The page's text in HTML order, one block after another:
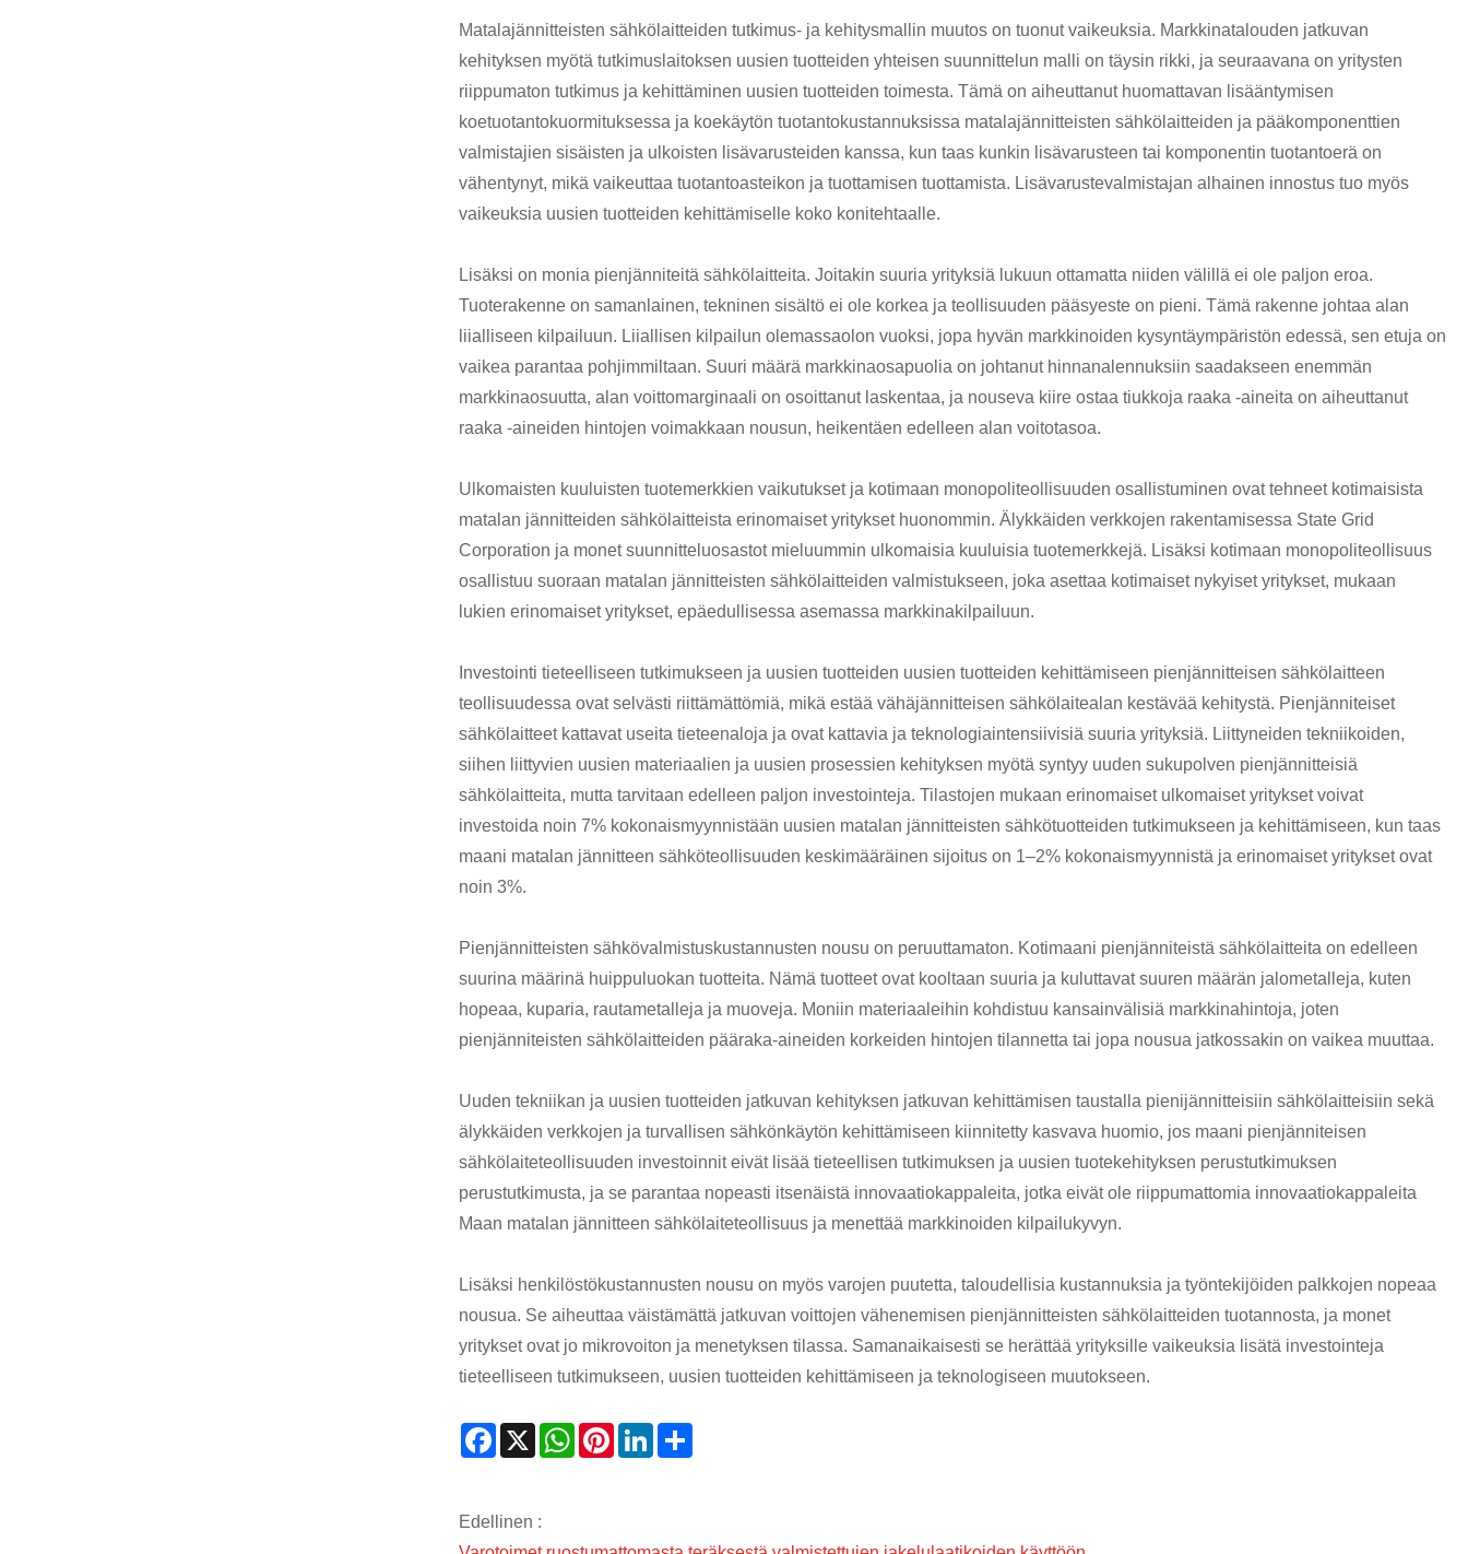
Matalajännitteisten sähkölaitteiden tutkimus- ja kehitysmallin muutos on tuonut vaikeuksia. Markkinatalouden jatkuvan
kehityksen myötä tutkimuslaitoksen uusien tuotteiden yhteisen suunnittelun malli on täysin rikki, ja seuraavana on yritysten
riippumaton tutkimus ja kehittäminen uusien tuotteiden toimesta. Tämä on aiheuttanut huomattavan lisääntymisen
koetuotantokuormituksessa ja koekäytön tuotantokustannuksissa matalajännitteisten sähkölaitteiden ja pääkomponenttien
valmistajien sisäisten ja ulkoisten lisävarusteiden kanssa, kun taas kunkin lisävarusteen tai komponentin tuotantoerä on
vähentynyt, mikä vaikeuttaa tuotantoasteikon ja tuottamisen tuottamista. Lisävarustevalmistajan alhainen innostus tuo myös
vaikeuksia uusien tuotteiden kehittämiselle koko konitehtaalle.
Lisäksi on monia pienjänniteitä sähkölaitteita. Joitakin suuria yrityksiä lukuun ottamatta niiden välillä ei ole paljon eroa.
Tuoterakenne on samanlainen, tekninen sisältö ei ole korkea ja teollisuuden pääsyeste on pieni. Tämä rakenne johtaa alan
liialliseen kilpailuun. Liiallisen kilpailun olemassaolon vuoksi, jopa hyvän markkinoiden kysyntäympäristön edessä, sen etuja on
vaikea parantaa pohjimmiltaan. Suuri määrä markkinaosapuolia on johtanut hinnanalennuksiin saadakseen enemmän
markkinaosuutta, alan voittomarginaali on osoittanut laskentaa, ja nouseva kiire ostaa tiukkoja raaka -aineita on aiheuttanut
raaka -aineiden hintojen voimakkaan nousun, heikentäen edelleen alan voitotasoa.
Ulkomaisten kuuluisten tuotemerkkien vaikutukset ja kotimaan monopoliteollisuuden osallistuminen ovat tehneet kotimaisista
matalan jännitteiden sähkölaitteista erinomaiset yritykset huonommin. Älykkäiden verkkojen rakentamisessa State Grid
Corporation ja monet suunnitteluosastot mieluummin ulkomaisia ​​kuuluisia tuotemerkkejä. Lisäksi kotimaan monopoliteollisuus
osallistuu suoraan matalan jännitteisten sähkölaitteiden valmistukseen, joka asettaa kotimaiset nykyiset yritykset, mukaan
lukien erinomaiset yritykset, epäedullisessa asemassa markkinakilpailuun.
Investointi tieteelliseen tutkimukseen ja uusien tuotteiden uusien tuotteiden kehittämiseen pienjännitteisen sähkölaitteen
teollisuudessa ovat selvästi riittämättömiä, mikä estää vähäjännitteisen sähkölaitealan kestävää kehitystä. Pienjänniteiset
sähkölaitteet kattavat useita tieteenaloja ja ovat kattavia ja teknologiaintensiivisiä suuria yrityksiä. Liittyneiden tekniikoiden,
siihen liittyvien uusien materiaalien ja uusien prosessien kehityksen myötä syntyy uuden sukupolven pienjännitteisiä
sähkölaitteita, mutta tarvitaan edelleen paljon investointeja. Tilastojen mukaan erinomaiset ulkomaiset yritykset voivat
investoida noin 7% kokonaismyynnistään uusien matalan jännitteisten sähkötuotteiden tutkimukseen ja kehittämiseen, kun taas
maani matalan jännitteen sähköteollisuuden keskimääräinen sijoitus on 1–2% kokonaismyynnistä ja erinomaiset yritykset ovat
noin 3%.
Pienjännitteisten sähkövalmistuskustannusten nousu on peruuttamaton. Kotimaani pienjänniteistä sähkölaitteita on edelleen
suurina määrinä huippuluokan tuotteita. Nämä tuotteet ovat kooltaan suuria ja kuluttavat suuren määrän jalometalleja, kuten
hopeaa, kuparia, rautametalleja ja muoveja. Moniin materiaaleihin kohdistuu kansainvälisiä markkinahintoja, joten
pienjänniteisten sähkölaitteiden pääraka-aineiden korkeiden hintojen tilannetta tai jopa nousua jatkossakin on vaikea muuttaa.
Uuden tekniikan ja uusien tuotteiden jatkuvan kehityksen jatkuvan kehittämisen taustalla pienijännitteisiin sähkölaitteisiin sekä
älykkäiden verkkojen ja turvallisen sähkönkäytön kehittämiseen kiinnitetty kasvava huomio, jos maani pienjänniteisen
sähkölaiteteollisuuden investoinnit eivät lisää tieteellisen tutkimuksen ja uusien tuotekehityksen perustutkimuksen
perustutkimusta, ja se parantaa nopeasti itsenäistä innovaatiokappaleita, jotka eivät ole riippumattomia innovaatiokappaleita
Maan matalan jännitteen sähkölaiteteollisuus ja menettää markkinoiden kilpailukyvyn.
Lisäksi henkilöstökustannusten nousu on myös varojen puutetta, taloudellisia kustannuksia ja työntekijöiden palkkojen nopeaa
nousua. Se aiheuttaa väistämättä jatkuvan voittojen vähenemisen pienjännitteisten sähkölaitteiden tuotannosta, ja monet
yritykset ovat jo mikrovoiton ja menetyksen tilassa. Samanaikaisesti se herättää yrityksille vaikeuksia lisätä investointeja
tieteelliseen tutkimukseen, uusien tuotteiden kehittämiseen ja teknologiseen muutokseen.
Facebook
X WhatsAppPinterestLinkedIn
Edellinen :